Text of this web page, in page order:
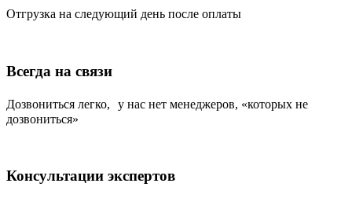
Отгрузка на следующий день после оплаты
Всегда на связи
Дозвониться легко, у нас нет менеджеров, «которых не
дозвониться»
Консультации экспертов